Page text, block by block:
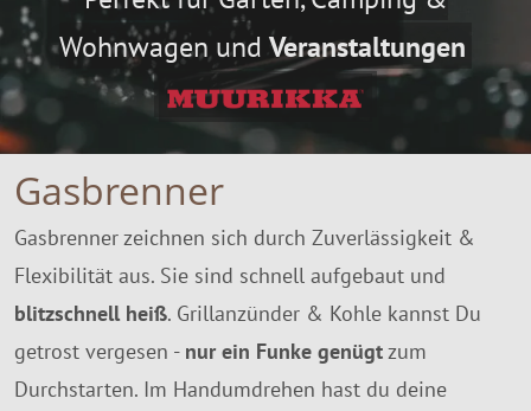
Magazin
SALE %
Über Uns
Wohnwagen undVeranstaltungen
Gasbrenner
Gasbrenner zeichnen sich durch Zuverlässigkeit &
Flexibilität aus. Sie sind schnell aufgebaut und
blitzschnell heiß. Grillanzünder & Kohle kannst Du
getrost vergesen - nur ein Funke genügtzum
Durchstarten. Im Handumdrehen hast du deine